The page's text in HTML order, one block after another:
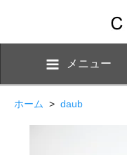
メニュー
ホーム > daub